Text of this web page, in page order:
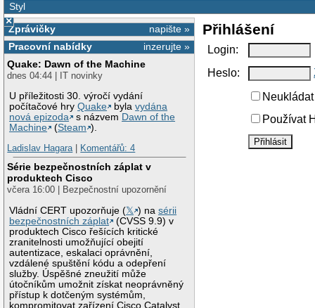
Styl
×
napište »
Zprávičky
inzerujte »
Pracovní nabídky
Quake: Dawn of the Machine
dnes 04:44 | IT novinky
U příležitosti 30. výročí vydání
počítačové hryQuake bylavydána
nová epizoda
s názvem Dawn of the
Machine
(Steam ).
Ladislav Hagara| Komentářů: 4
Série bezpečnostních záplat v
produktech Cisco
včera 16:00 | Bezpečnostní upozornění
Vládní CERT upozorňuje (𝕏 ) nasérii
bezpečnostních záplat
(CVSS 9.9) v
produktech Cisco řešících kritické
zranitelnosti umožňující obejití
autentizace, eskalaci oprávnění,
vzdálené spuštění kódu a odepření
služby. Úspěšné zneužití může
útočníkům umožnit získat neoprávněný
přístup k dotčeným systémům,
kompromitovat zařízení Cisco Catalyst
Přihlášení
Login:
Heslo:
Používat